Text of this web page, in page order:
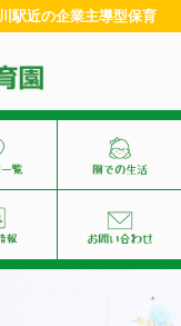
駅近の企業主導型保育